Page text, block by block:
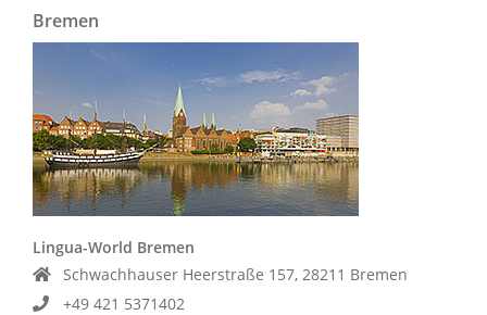
Lingua-World Bremen
Schwachhauser Heerstraße 157, 28211 Bremen
+49 421 5371402
Bremen